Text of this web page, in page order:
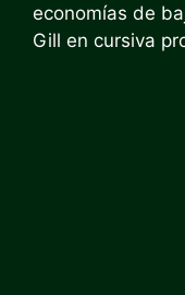
economías de
Gill en cursiva